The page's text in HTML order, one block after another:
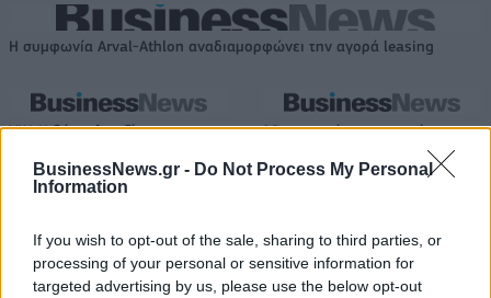
BusinessNews.gr - Do Not Process My Personal
Information
If you wish to opt-out of the sale, sharing to third parties, or
processing of your personal or sensitive information for
targeted advertising by us, please use the below opt-out
Η συμφωνία Arval-Athlon αναδιαμορφώνει την αγορά leasing
VW: Η δύσκολη εξίσωση της
18η συνεχόμενη χρονιά για τον
ΟΤΕ στη διεθνή σειρά δεικτών
FTSE4Good
Alpha Bank: Για πρώτη φορά το Αρχαίο Θέατρο Επιδαύρου άνοιξε τις
πύλες του σε όλους